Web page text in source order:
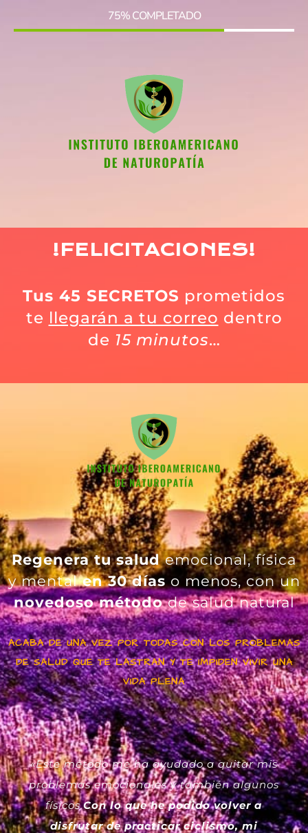
75% COMPLETADO
!FELICITACIONES!
Tus 45 SECRETOS prometidos
te llegarán a tu correo dentro
de 15 minutos…
Regenera tu saludemocional, física
y mentalen 30 díaso menos, con un
novedoso métodode salud natural
ACABA DE UNA VEZ POR TODAS CON LOS PROBLEMAS
DE SALUD QUE TE LASTRAN Y TE IMPIDEN VIVIR UNA
VIDA PLENA
«Este método me ha ayudado a quitar mis
problemas emocionales y también algunos
físicos.Con lo que he podido volver a
disfrutar de practicar ciclismo, mi